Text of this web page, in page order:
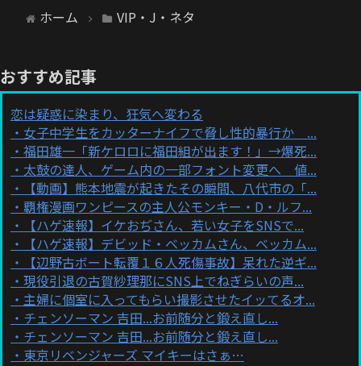
ホーム VIP・J・ネタ
おすすめ記事
恋は疑惑に染まり、狂気へ変わる
女子中学生をカッターナイフで脅し性的暴行か ...
福田雄一「新ケロロに福田組が出ます！」→爆死...
太鼓の達人、ゲーム内の一部フォント変更へ 値...
【動画】熊本地震が起きたその瞬間、八代市の「...
覇権漫画ワンピースの主人公モンキー・D・ルフ...
【ハゲ速報】イケおぢさん、若い女子をSNSで...
【ハゲ速報】デビッド・ベッカムさん、ベッカム...
【辺野古ボート転覆１６人死傷事故】呆れた逆ギ...
現役引退の古賀紗理那にSNS上でねぎらいの声...
主婦に個室に入ってもらい撮影させたイッてるオ...
チェンソーマン 吉田...お前随分と鍛え直し...
チェンソーマン 吉田...お前随分と鍛え直し...
東京リベンジャーズ マイキーはさぁ…